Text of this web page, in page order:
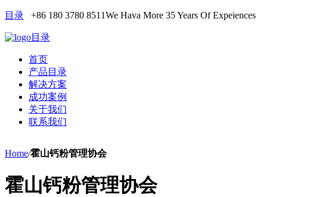
目录 +86 180 3780 8511We Hava More 35 Years Of Expeiences
目录
首页
产品目录
解决方案
成功案例
关于我们
联系我们
Home/霍山钙粉管理协会
霍山钙粉管理协会